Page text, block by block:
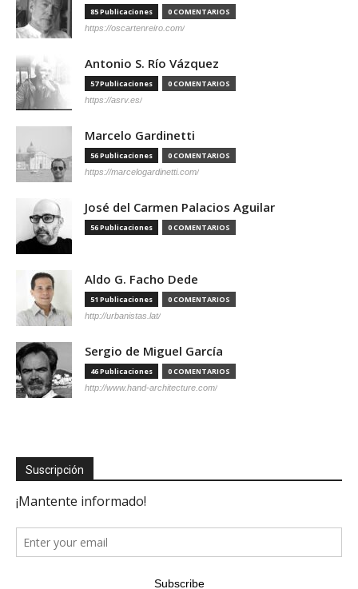
85 Publicaciones 0 COMENTARIOS
https://oscartenreiro.com/
Antonio S. Río Vázquez
57 Publicaciones 0 COMENTARIOS
https://asrv.es/
Marcelo Gardinetti
56 Publicaciones 0 COMENTARIOS
https://marcelogardinetti.com/
José del Carmen Palacios Aguilar
56 Publicaciones 0 COMENTARIOS
Aldo G. Facho Dede
51 Publicaciones 0 COMENTARIOS
http://urbanistas.lat/
Sergio de Miguel García
46 Publicaciones 0 COMENTARIOS
http://www.hand-architecture.com/
Suscripción